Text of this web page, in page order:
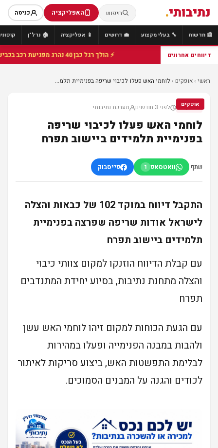
נתיבותי. חיפוש האפליקציה כניסה
📰 חדשות 🔧 בעלי מקצוע 💼 דרושים 📱 אפליקציה 🏠 נדל"ן
דיווחים אחרונים ⚡ הולך רגל כבן 40 נהרג מפגיעת רכב בכביש 25 סמוך לצומת הנשיא, מתנדבי זק"א פועלו בזירה
ראשי ›אופקים ›לוחמי האש פעלו לכיבוי שריפה בפנימיית תלמ...
אופקים
אופקים לפני 3 חודשים מערכת נתיבותי
לוחמי האש פעלו לכיבוי שריפה
בפנימיית תלמידים ביישוב תפרח
שתף: וואטסאפ 1 פייסבוק
התקבל דיווח במוקד 102 של כבאות והצלה
לישראל אודות שריפה שפרצה בפנימיית
תלמידים ביישוב תפרח
עם קבלת הדיווח הוזנקו למקום צוותי כיבוי
והצלה מתחנת נתיבות, בסיוע יחידת המתנדבים
תפרח
עם הגעת הכוחות למקום זיהו לוחמי האש עשן
ולהבות במבנה הפנימייה ופעלו במהירות
לבלימת התפשטות האש, ביצוע סריקות לאיתור
לכודים והגנה על המבנים הסמוכים.